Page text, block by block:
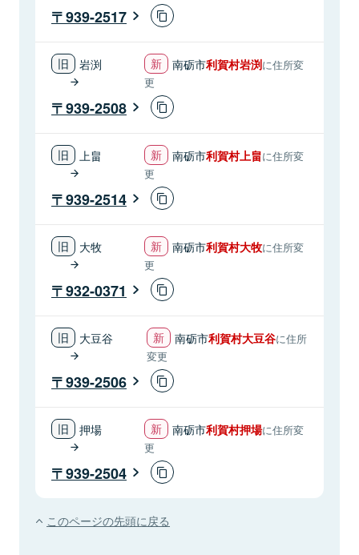
939-2517
岩渕 南砺市利賀村岩渕に住所変
更
939-2508
上畠 南砺市利賀村上畠に住所変
更
939-2514
大牧 南砺市利賀村大牧に住所変
更
932-0371
大豆谷 南砺市利賀村大豆谷に住所
変更
939-2506
押場 南砺市利賀村押場に住所変
更
939-2504
このページの先頭に戻る